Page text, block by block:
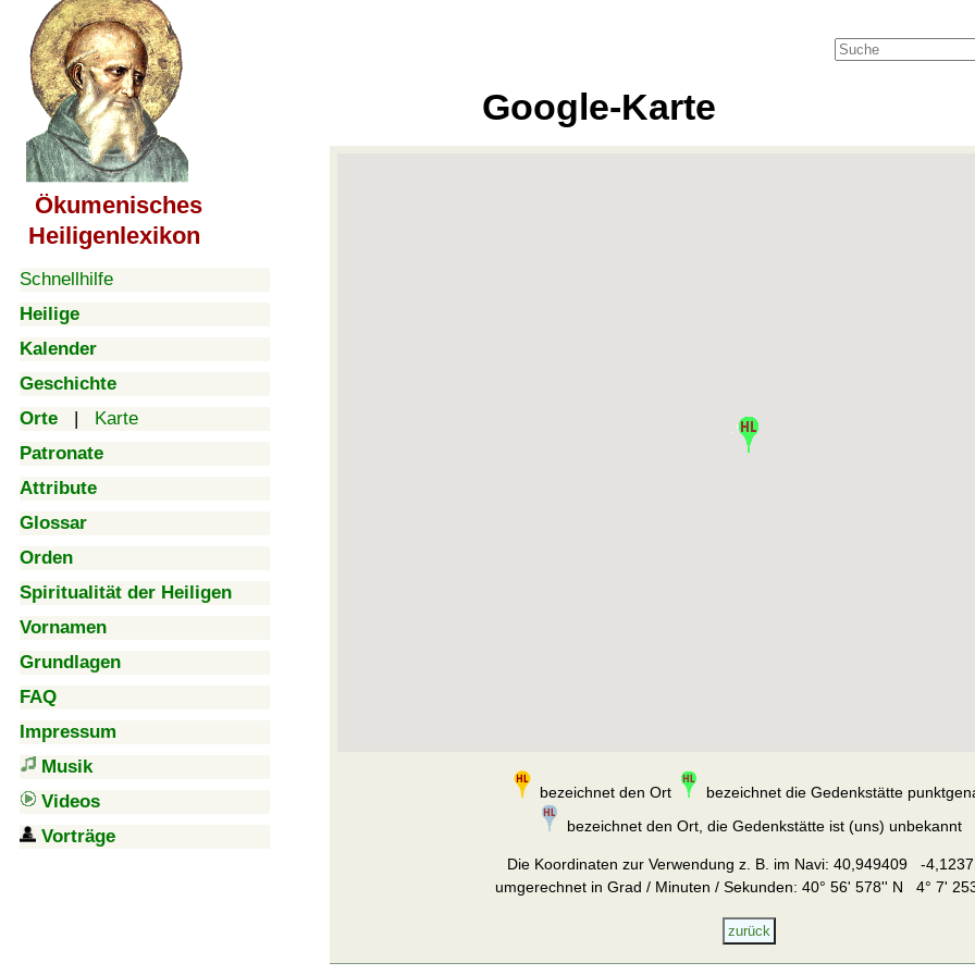
Ökumenisches
Heiligenlexikon
Schnellhilfe
Heilige
Kalender
Geschichte
Orte | Karte
Patronate
Attribute
Glossar
Orden
Spiritualität der Heiligen
Vornamen
Grundlagen
FAQ
Impressum
Musik
Videos
Vorträge
Google-Karte
bezeichnet den Ort
bezeichnet die Gedenkstätte
bezeichnet den Ort, die Gedenkstätte ist (uns) unbekannt
Die Koordinaten zur Verwendung z. B. im Navi: 40,949409 -
umgerechnet in Grad / Minuten / Sekunden: 40° 56' 578'' N 4° 7'